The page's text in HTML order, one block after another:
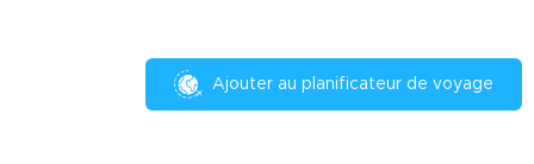
Ajouter au planificateur de voyage